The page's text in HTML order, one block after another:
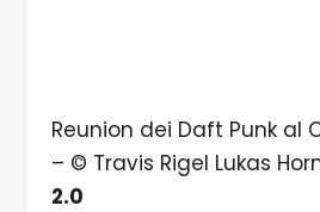
Reunion dei Daft Punk al
– © Travis Rigel Lukas
2.0